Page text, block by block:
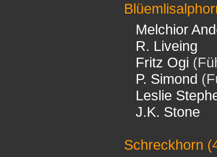
Melchior
R. Liveing
Fritz Ogi
P. Simond
Leslie
J.K. Stone
Schreckhorn